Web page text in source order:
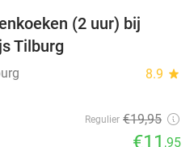
(2 uur) bij
Tilburg
8.9 star
Regulier €19,95
€11 ,95